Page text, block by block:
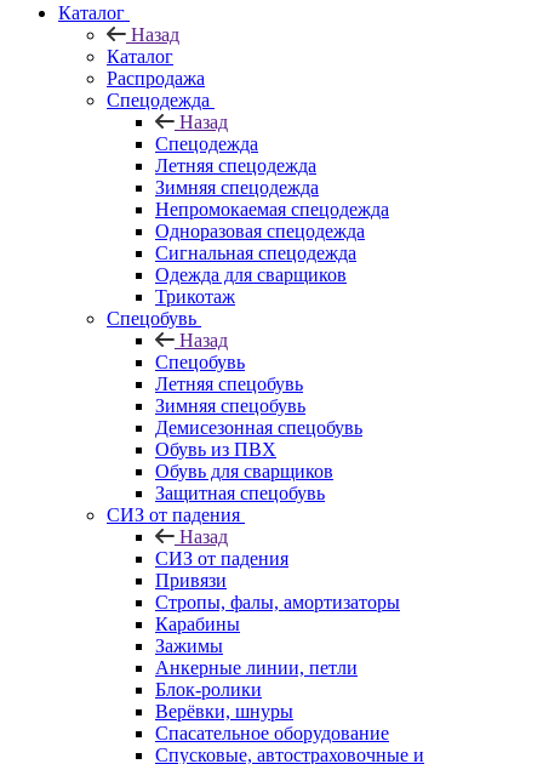
Каталог
Назад
Каталог
Распродажа
Спецодежда
Назад
Спецодежда
Летняя спецодежда
Зимняя спецодежда
Непромокаемая спецодежда
Одноразовая спецодежда
Сигнальная спецодежда
Одежда для сварщиков
Трикотаж
Спецобувь
Назад
Спецобувь
Летняя спецобувь
Зимняя спецобувь
Демисезонная спецобувь
Обувь из ПВХ
Обувь для сварщиков
Защитная спецобувь
СИЗ от падения
Назад
СИЗ от падения
Привязи
Стропы, фалы, амортизаторы
Карабины
Зажимы
Анкерные линии, петли
Блок-ролики
Верёвки, шнуры
Спасательное оборудование
Спусковые, автостраховочные и